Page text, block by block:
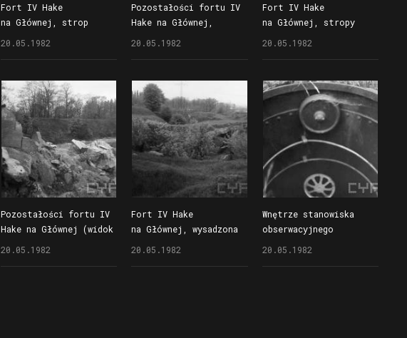
Fort IV Hake
na Głównej, strop
podwalni przy wyjeździe
20.05.1982
Pozostałości fortu IV
Hake na Głównej,
stanowiska obserwatora
20.05.1982
Fort IV Hake
na Głównej, stropy
podwalni i poterna
20.05.1982
Pozostałości fortu IV
Hake na Głównej (widok
20.05.1982
Fort IV Hake
na Głównej, wysadzona
20.05.1982
Wnętrze stanowiska
obserwacyjnego
20.05.1982